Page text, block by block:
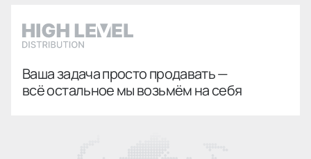
Ваша задача просто продавать —
всё остальное мы возьмём на себя